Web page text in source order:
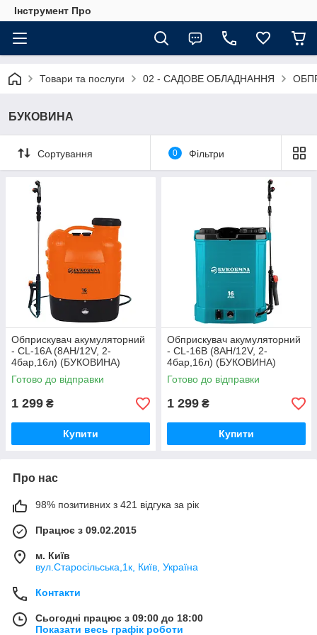
Інструмент Про
Товари та послуги 02 - САДОВЕ ОБЛАДНАННЯ
БУКОВИНА
Сортування 0 Фільтри
Обприскувач акумуляторний
- CL-16A (8АН/12V, 2-
4бар,16л) (БУКОВИНА)
Готово до відправки
1 299 ₴
Купити
Обприскувач акумуляторний
- CL-16B (8АН/12V, 2-
4бар,16л) (БУКОВИНА)
Готово до відправки
1 299 ₴
Купити
Про нас
98% позитивних з 421 відгука за рік
Працює з 09.02.2015
м. Київ
вул.Старосільська,1к, Київ, Україна
Контакти
Сьогодні працює з 09:00 до 18:00
Показати весь графік роботи